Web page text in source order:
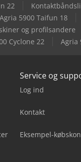
22
Agria 5900 Taifun 18
og profilsandere
Cyclone 22
Agria
Service og
Log ind
Kontakt
Eksempel-